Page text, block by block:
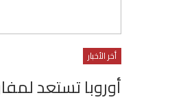
أخر الأخبار
أوروبا تستعد